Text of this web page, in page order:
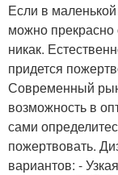
Если в
можно прекрасно
никак.
придется
Современный
возможность в
сами
пожертвовать.
вариантов: -